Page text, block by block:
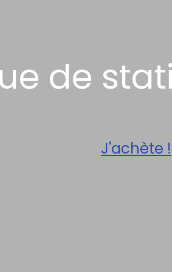
de
J'achète !